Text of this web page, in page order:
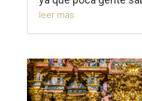
leer más